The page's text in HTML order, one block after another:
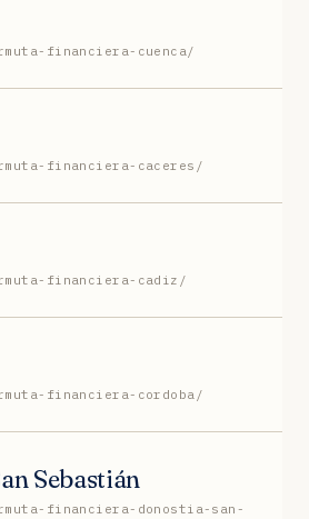
financiera-cuenca/
financiera-caceres/
financiera-cadiz/
financiera-cordoba/
Sebastián
financiera-donostia-san-